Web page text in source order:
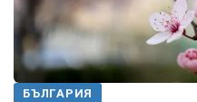
БЪЛГАРИЯ